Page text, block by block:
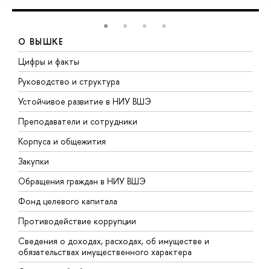
О ВЫШКЕ
Цифры и факты
Руководство и структура
Устойчивое развитие в НИУ ВШЭ
Преподаватели и сотрудники
Корпуса и общежития
Закупки
Обращения граждан в НИУ ВШЭ
Фонд целевого капитала
Противодействие коррупции
Сведения о доходах, расходах, об имуществе и
обязательствах имущественного характера